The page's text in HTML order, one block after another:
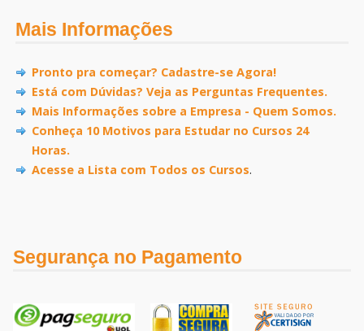
Mais Informações
Pronto pra começar? Cadastre-se Agora!
Está com Dúvidas? Veja as Perguntas Frequentes.
Mais Informações sobre a Empresa - Quem Somos.
Conheça 10 Motivos para Estudar no Cursos 24
Horas.
Acesse a Lista com Todos os Cursos.
Segurança no Pagamento